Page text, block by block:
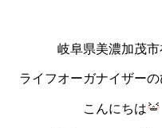
岐阜県美濃加茂市
ライフオーガナイザー
こんにちは